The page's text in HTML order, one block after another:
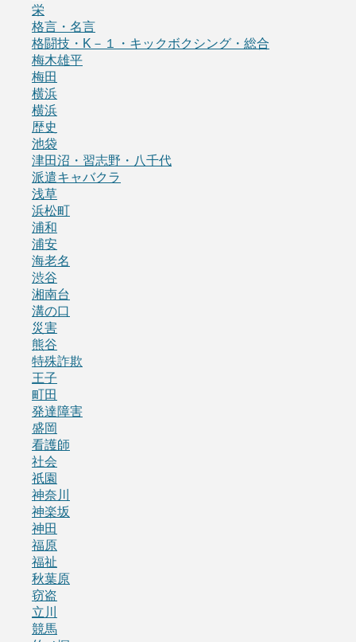
栄
格言・名言
格闘技・K－１・キックボクシング・総合
梅木雄平
梅田
横浜
横浜
歴史
池袋
津田沼・習志野・八千代
派遣キャバクラ
浅草
浜松町
浦和
浦安
海老名
渋谷
湘南台
溝の口
災害
熊谷
特殊詐欺
王子
町田
発達障害
盛岡
看護師
社会
祇園
神奈川
神楽坂
神田
福原
福祉
秋葉原
窃盗
立川
競馬